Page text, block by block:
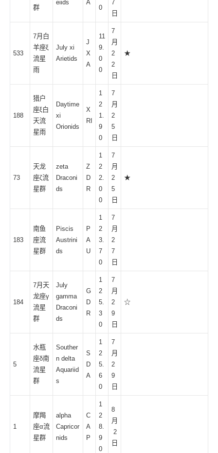
群
eiids A
0
7
日
533
7月 白
羊座ξ
流星
雨
July xi
Arietids
J
X
A
11
9.
0
0
7
月
2
2
日
★
188
猎户
座ξ白
天流
星雨
Daytime
xi
Orionids
X
RI
1
2
1.
9
0
7
月
2
5
日
73
天龙
座ζ流
星群
zeta
Draconi
ds
Z
D
R
1
2
2.
0
0
7
月
2
5
日
★
183
南鱼
座流
星群
Piscis
Austrini
ds
P
A
U
1
2
3.
7
0
7
月
2
7
日
184
7月天
龙座γ
流星
群
July
gamma
Draconi
ds
G
D
R
1
2
5.
3
0
7
月
2
9
日
☆
5
水瓶
座δ南
流星
群
Souther
n delta
Aquariid
s
S
D
A
1
2
5.
6
0
7
月
2
9
日
1
摩羯
座α流
星群
alpha
Capricor
nids
C
A
P
1
2
8.
9
0
8
月
2
日